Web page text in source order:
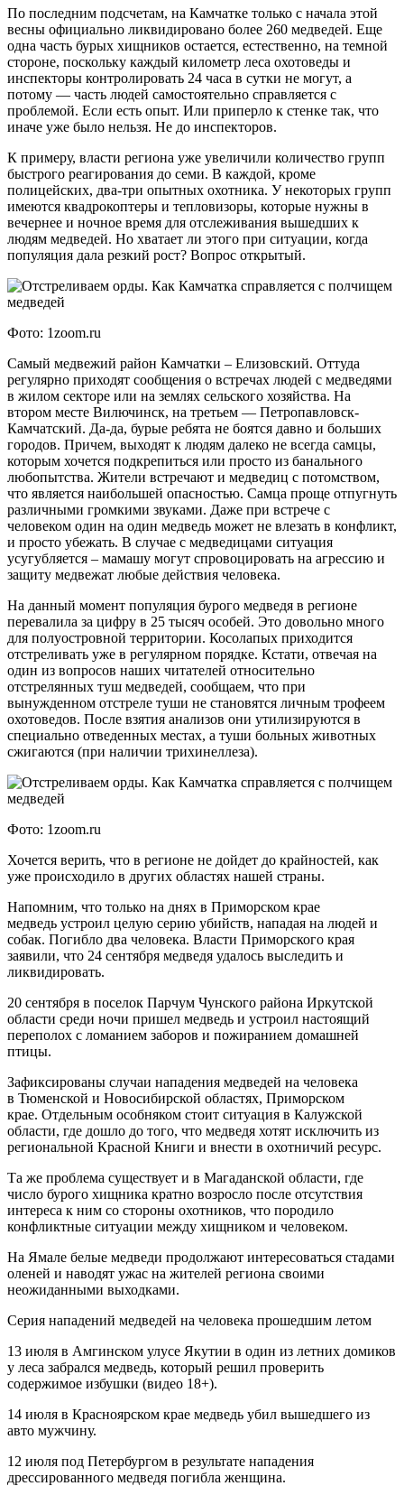
По последним подсчетам, на Камчатке только с начала этой
весны официально ликвидировано более 260 медведей. Еще
одна часть бурых хищников остается, естественно, на темной
стороне, поскольку каждый километр леса охотоведы и
инспекторы контролировать 24 часа в сутки не могут, а
потому — часть людей самостоятельно справляется с
проблемой. Если есть опыт. Или приперло к стенке так, что
иначе уже было нельзя. Не до инспекторов.
К примеру, власти региона уже увеличили количество групп
быстрого реагирования до семи. В каждой, кроме
полицейских, два-три опытных охотника. У некоторых групп
имеются квадрокоптеры и тепловизоры, которые нужны в
вечернее и ночное время для отслеживания вышедших к
людям медведей. Но хватает ли этого при ситуации, когда
популяция дала резкий рост? Вопрос открытый.
Фото: 1zoom.ru
Самый медвежий район Камчатки – Елизовский. Оттуда
регулярно приходят сообщения о встречах людей с медведями
в жилом секторе или на землях сельского хозяйства. На
втором месте Вилючинск, на третьем — Петропавловск-
Камчатский. Да-да, бурые ребята не боятся давно и больших
городов. Причем, выходят к людям далеко не всегда самцы,
которым хочется подкрепиться или просто из банального
любопытства. Жители встречают и медведиц с потомством,
что является наибольшей опасностью. Самца проще отпугнуть
различными громкими звуками. Даже при встрече с
человеком один на один медведь может не влезать в конфликт,
и просто убежать. В случае с медведицами ситуация
усугубляется – мамашу могут спровоцировать на агрессию и
защиту медвежат любые действия человека.
На данный момент популяция бурого медведя в регионе
перевалила за цифру в 25 тысяч особей. Это довольно много
для полуостровной территории. Косолапых приходится
отстреливать уже в регулярном порядке. Кстати, отвечая на
один из вопросов наших читателей относительно
отстрелянных туш медведей, сообщаем, что при
вынужденном отстреле туши не становятся личным трофеем
охотоведов. После взятия анализов они утилизируются в
специально отведенных местах, а туши больных животных
сжигаются (при наличии трихинеллеза).
Фото: 1zoom.ru
Хочется верить, что в регионе не дойдет до крайностей, как
уже происходило в других областях нашей страны.
Напомним, что только на днях в Приморском крае
медведь устроил целую серию убийств, нападая на людей и
собак. Погибло два человека. Власти Приморского края
заявили, что 24 сентября медведя удалось выследить и
ликвидировать.
20 сентября в поселок Парчум Чунского района Иркутской
области среди ночи пришел медведь и устроил настоящий
переполох с ломанием заборов и пожиранием домашней
птицы.
Зафиксированы случаи нападения медведей на человека
в Тюменской и Новосибирской областях, Приморском
крае. Отдельным особняком стоит ситуация в Калужской
области, где дошло до того, что медведя хотят исключить из
региональной Красной Книги и внести в охотничий ресурс.
Та же проблема существует и в Магаданской области, где
число бурого хищника кратно возросло после отсутствия
интереса к ним со стороны охотников, что породило
конфликтные ситуации между хищником и человеком.
На Ямале белые медведи продолжают интересоваться стадами
оленей и наводят ужас на жителей региона своими
неожиданными выходками.
Серия нападений медведей на человека прошедшим летом
13 июля в Амгинском улусе Якутии в один из летних домиков
у леса забрался медведь, который решил проверить
содержимое избушки (видео 18+).
14 июля в Красноярском крае медведь убил вышедшего из
авто мужчину.
12 июля под Петербургом в результате нападения
дрессированного медведя погибла женщина.